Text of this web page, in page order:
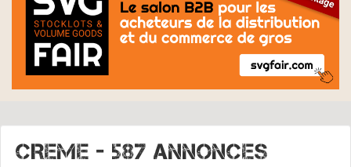
CREME - 587 Annonces